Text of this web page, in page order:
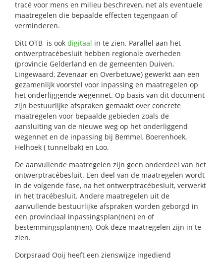
tracé voor mens en milieu beschreven, net als eventuele
maatregelen die bepaalde effecten tegengaan of
verminderen.
Ditt OTB is ook digitaal in te zien. Parallel aan het
ontwerptracébesluit hebben regionale overheden
(provincie Gelderland en de gemeenten Duiven,
Lingewaard, Zevenaar en Overbetuwe) gewerkt aan een
gezamenlijk voorstel voor inpassing en maatregelen op
het onderliggende wegennet. Op basis van dit document
zijn bestuurlijke afspraken gemaakt over concrete
maatregelen voor bepaalde gebieden zoals de
aansluiting van de nieuwe weg op het onderliggend
wegennet en de inpassing bij Bemmel, Boerenhoek,
Helhoek ( tunnelbak) en Loo.
De aanvullende maatregelen zijn geen onderdeel van het
ontwerptracébesluit. Een deel van de maatregelen wordt
in de volgende fase, na het ontwerptracébesluit, verwerkt
in het tracébesluit. Andere maatregelen uit de
aanvullende bestuurlijke afspraken worden geborgd in
een provinciaal inpassingsplan(nen) en of
bestemmingsplan(nen). Ook deze maatregelen zijn in te
zien.
Dorpsraad Ooij heeft een zienswijze ingediend